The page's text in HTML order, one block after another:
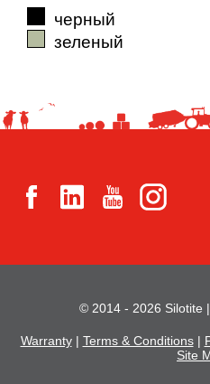
черный
зеленый
© 2014 - 2026 Silotite
Warranty| Terms & Conditions|
Site